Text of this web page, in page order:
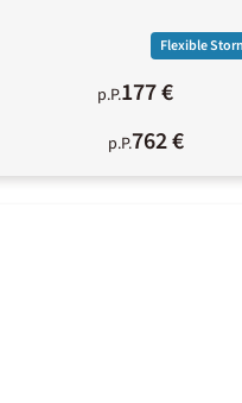
Flexible
p.P.177 €
p.P.762 €